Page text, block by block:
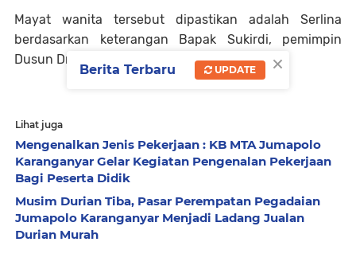
Mayat wanita tersebut dipastikan adalah Serlina
berdasarkan keterangan Bapak Sukirdi, pemimpin
Dusun Dringin'.
Lihat juga
Mengenalkan Jenis Pekerjaan : KB MTA Jumapolo
Karanganyar Gelar Kegiatan Pengenalan Pekerjaan
Bagi Peserta Didik
Musim Durian Tiba, Pasar Perempatan Pegadaian
Jumapolo Karanganyar Menjadi Ladang Jualan
Durian Murah
×
Berita Terbaru UPDATE